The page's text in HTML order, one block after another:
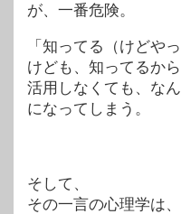
が、一番危険。
「知ってる（けどや
けども、知ってるから
活用しなくても、な
になってしまう。
そして、
その一言の心理学は、